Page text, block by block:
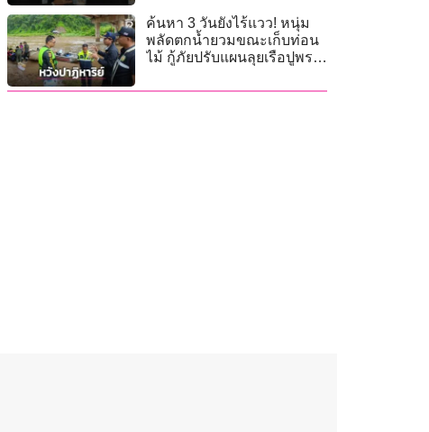
ค้นหา 3 วันยังไร้แวว! หนุ่ม
พลัดตกน้ำยวมขณะเก็บท่อน
ไม้ กู้ภัยปรับแผนลุยเรือปูพรม